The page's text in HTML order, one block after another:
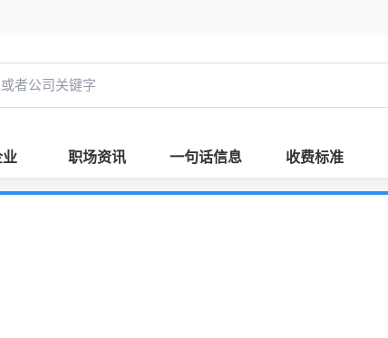
业 职场资讯 一句话信息 收费标准